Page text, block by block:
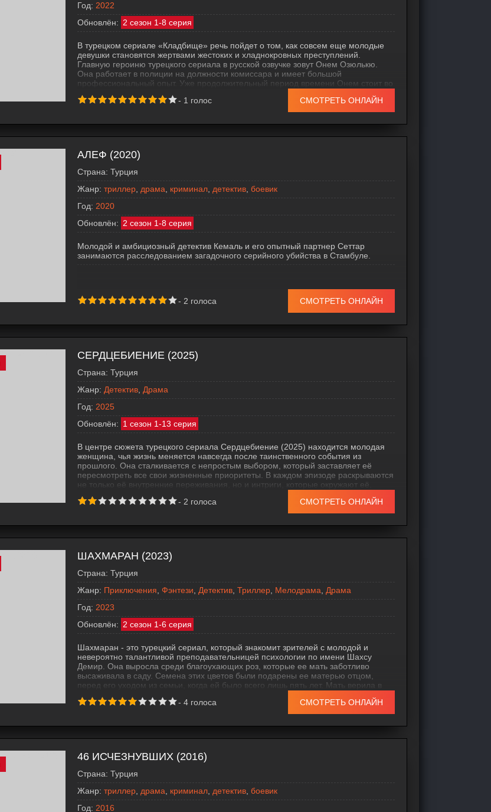
Год: 2022
Обновлён: 2 сезон 1-8 серия
В турецком сериале «Кладбище» речь пойдет о том, как совсем еще молодые
девушки становятся жертвами жестоких и хладнокровных преступлений.
Главную героиню турецкого сериала в русской озвучке зовут Онем Озюлькю.
Она работает в полиции на должности комиссара и имеет большой
профессиональный опыт. Уже продолжительный период времени Онем стоит во
раскрытием убийств, где жертвами оказываются женщины. В ее команде
- 1 голос СМОТРЕТЬ ОНЛАЙН
АЛЕФ (2020)
Страна: Турция
Жанр: триллер драма криминал детектив боевик
Год: 2020
Обновлён: 2 сезон 1-8 серия
Молодой и амбициозный детектив Кемаль и его опытный партнер Сеттар
занимаются расследованием загадочного серийного убийства в Стамбуле.
- 2 голоса СМОТРЕТЬ ОНЛАЙН
СЕРДЦЕБИЕНИЕ (2025)
Страна: Турция
Жанр: Детектив Драма
Год: 2025
Обновлён: 1 сезон 1-13 серия
В центре сюжета турецкого сериала Сердцебиение (2025) находится молодая
женщина, чья жизнь меняется навсегда после таинственного события из
прошлого. Она сталкивается с непростым выбором, который заставляет её
пересмотреть все свои жизненные приоритеты. В каждом эпизоде раскрываются
не только её внутренние переживания, но и интриги, которые окружают её.
предательство идут рука об руку. Главные актеры сериала мастерски
- 2 голоса СМОТРЕТЬ ОНЛАЙН
ШАХМАРАН (2023)
Страна: Турция
Жанр: Приключения Фэнтези Детектив Триллер Мелодрама
Драма
Год: 2023
Обновлён: 2 сезон 1-6 серия
Шахмаран - это турецкий сериал, который знакомит зрителей с молодой и
невероятно талантливой преподавательницей психологии по имени Шахсу
Демир. Она выросла среди благоухающих роз, которые ее мать заботливо
высаживала в саду. Семена этих цветов были подарены ее матерью отцом,
перед его уходом из семьи, когда ей было всего лишь пять лет. Мать верила в
никогда не вернулся, и мать Шахсу продолжала ждать его до самого
- 4 голоса СМОТРЕТЬ ОНЛАЙН
46 ИСЧЕЗНУВШИХ (2016)
Страна: Турция
Жанр: триллер драма криминал детектив боевик
Год: 2016